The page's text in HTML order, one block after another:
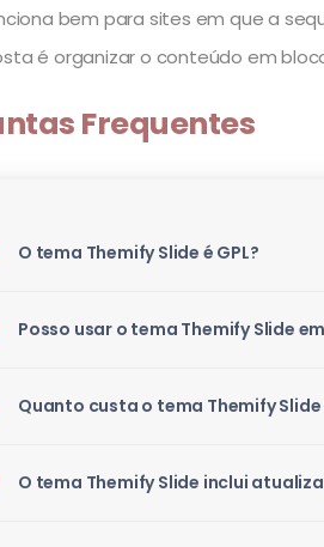
bem para sites em que a
é organizar o conteúdo em
Frequentes
O tema Themify Slide é GPL?
Posso usar o tema Themify Slide
Quanto custa o tema Themify
O tema Themify Slide inclui